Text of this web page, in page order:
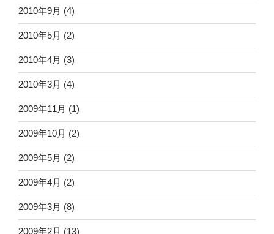
2010年9月 (4)
2010年5月 (2)
2010年4月 (3)
2010年3月 (4)
2009年11月 (1)
2009年10月 (2)
2009年5月 (2)
2009年4月 (2)
2009年3月 (8)
2009年2月 (13)